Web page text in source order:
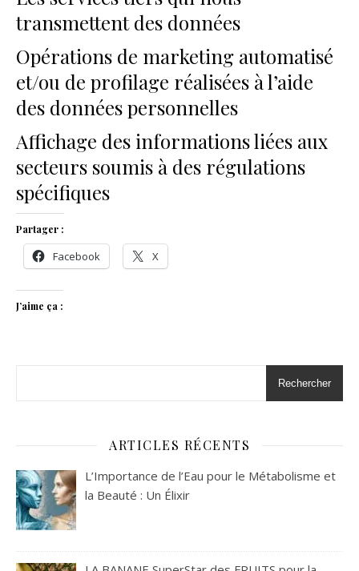
transmettent des données
Opérations de marketing automatisé
et/ou de profilage réalisées à l’aide
des données personnelles
Affichage des informations liées aux
secteurs soumis à des régulations
spécifiques
Partager :
Facebook X
J’aime ça :
Rechercher
ARTICLES RÉCENTS
L’Importance de l’Eau pour le Métabolisme et
la Beauté : Un Élixir